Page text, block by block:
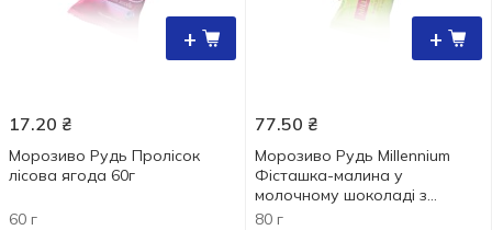
+
17.20 ₴
Морозиво Рудь Пролісок
лісова ягода 60г
60 г
+
77.50 ₴
Морозиво Рудь Millennium
Фісташка-малина у
молочному шоколаді з
макарунс 80г
80 г